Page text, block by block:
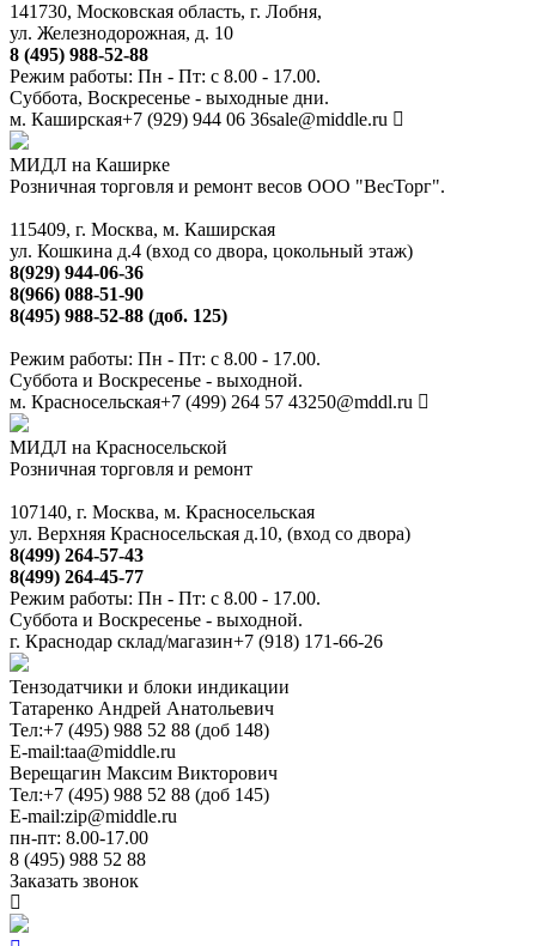
141730, Московская область, г. Лобня,
ул. Железнодорожная, д. 10
8 (495) 988-52-88
Режим работы: Пн - Пт: с 8.00 - 17.00.
Суббота, Воскресенье - выходные дни.
м. Каширская+7 (929) 944 06 36sale@middle.ru
МИДЛ на Каширке
Розничная торговля и ремонт весов ООО "ВесТорг".
115409, г. Москва, м. Каширская
ул. Кошкина д.4 (вход со двора, цокольный этаж)
8(929) 944-06-36
8(966) 088-51-90
8(495) 988-52-88 (доб. 125)
Режим работы: Пн - Пт: с 8.00 - 17.00.
Суббота и Воскресенье - выходной.
м. Красносельская+7 (499) 264 57 43250@mddl.ru
МИДЛ на Красносельской
Розничная торговля и ремонт
107140, г. Москва, м. Красносельская
ул. Верхняя Красносельская д.10, (вход со двора)
8(499) 264-57-43
8(499) 264-45-77
Режим работы: Пн - Пт: с 8.00 - 17.00.
Суббота и Воскресенье - выходной.
г. Краснодар склад/магазин+7 (918) 171-66-26
Тензодатчики и блоки индикации
Татаренко Андрей Анатольевич
Тел:+7 (495) 988 52 88 (доб 148)
E-mail:taa@middle.ru
Верещагин Максим Викторович
Тел:+7 (495) 988 52 88 (доб 145)
E-mail:zip@middle.ru
пн-пт: 8.00-17.00
8 (495) 988 52 88
Заказать звонок